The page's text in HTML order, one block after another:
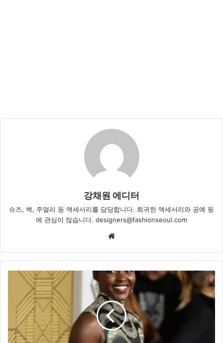
강채원 에디터
슈즈, 백, 주얼리 등 액세서리를 담당합니다. 희귀한 액세서리와 공예 등
에 관심이 많습니다. designers@fashionseoul.com
퀸
의